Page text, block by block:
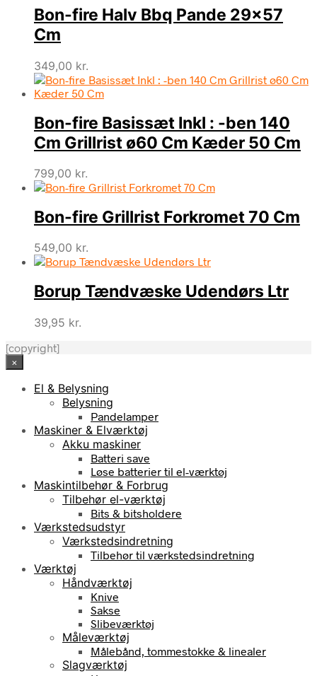
Bon-fire Halv Bbq Pande 29×57
Cm
349,00 kr.
Bon-fire Basissæt Inkl : -ben 140
Cm Grillrist ø60 Cm Kæder 50 Cm
799,00 kr.
Bon-fire Grillrist Forkromet 70 Cm
549,00 kr.
Borup Tændvæske Udendørs Ltr
39,95 kr.
[copyright]
×
El & Belysning
Belysning
Pandelamper
Maskiner & Elværktøj
Akku maskiner
Batteri save
Løse batterier til el-værktøj
Maskintilbehør & Forbrug
Tilbehør el-værktøj
Bits & bitsholdere
Værkstedsudstyr
Værkstedsindretning
Tilbehør til værkstedsindretning
Værktøj
Håndværktøj
Knive
Sakse
Slibeværktøj
Måleværktøj
Målebånd, tommestokke & linealer
Slagværktøj